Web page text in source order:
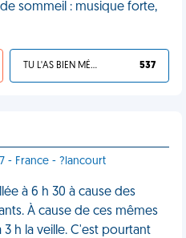
sommeil : musique forte,
TU L'AS BIEN MÉRITÉ 537
- France - ?lancourt
à 6 h 30 à cause des
À cause de ces mêmes
h la veille. C'est pourtant